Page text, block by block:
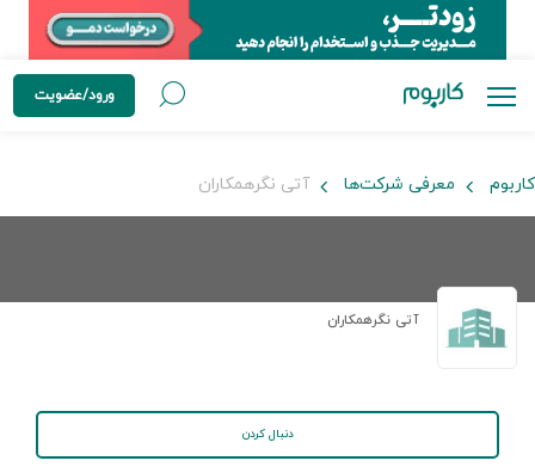
ورود/عضویت
کاربوم معرفی شرکت‌ها آتی نگرهمکاران
آتی نگرهمکاران
دنبال کردن